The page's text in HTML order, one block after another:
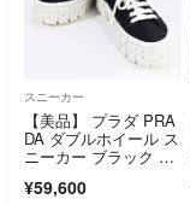
スニーカー
【美品】 プラダ PRA
DA ダブルホイール ス
ニーカー ブラック 24.
¥59,600